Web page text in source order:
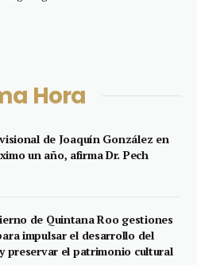
Hora
de Joaquín González en
un año, afirma Dr. Pech
de Quintana Roo gestiones
impulsar el desarrollo del
preservar el patrimonio cultural